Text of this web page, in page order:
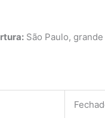
São Paulo,